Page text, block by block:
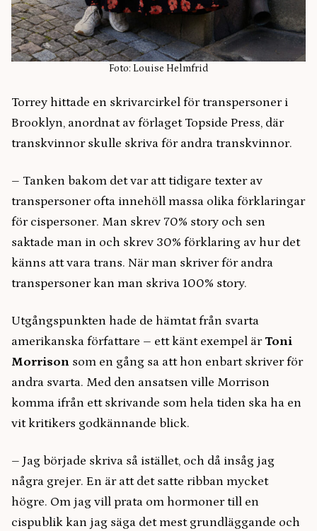
Foto: Louise Helmfrid
Torrey hittade en skrivarcirkel för transpersoner i
Brooklyn, anordnat av förlaget Topside Press, där
transkvinnor skulle skriva för andra transkvinnor.
– Tanken bakom det var att tidigare texter av
transpersoner ofta innehöll massa olika förklaringar
för cispersoner. Man skrev 70% story och sen
saktade man in och skrev 30% förklaring av hur det
känns att vara trans. När man skriver för andra
transpersoner kan man skriva 100% story.
Utgångspunkten hade de hämtat från svarta
amerikanska författare – ett känt exempel är Toni
Morrison som en gång sa att hon enbart skriver för
andra svarta. Med den ansatsen ville Morrison
komma ifrån ett skrivande som hela tiden ska ha en
vit kritikers godkännande blick.
– Jag började skriva så istället, och då insåg jag
några grejer. En är att det satte ribban mycket
högre. Om jag vill prata om hormoner till en
cispublik kan jag säga det mest grundläggande och